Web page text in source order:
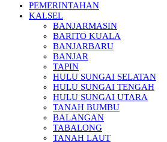
PEMERINTAHAN
KALSEL
BANJARMASIN
BARITO KUALA
BANJARBARU
BANJAR
TAPIN
HULU SUNGAI SELATAN
HULU SUNGAI TENGAH
HULU SUNGAI UTARA
TANAH BUMBU
BALANGAN
TABALONG
TANAH LAUT